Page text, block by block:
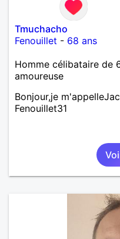
Tmuchacho
Fenouillet - 68 ans
Homme célibataire de
amoureuse
Bonjour,je
Fenouillet31